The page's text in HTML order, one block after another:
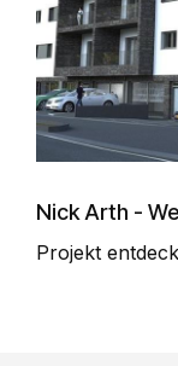
Nick Arth -
Projekt